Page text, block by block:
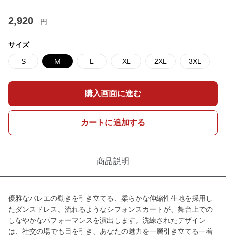
2,920 円
サイズ
S M L XL 2XL 3XL
購入画面に進む
カートに追加する
商品説明
優雅なバレエの動きを引き立てる、柔らかな伸縮性生地を採用し
たダンスドレス。流れるようなシフォンスカートが、舞台上での
しなやかなパフォーマンスを演出します。洗練されたデザイン
は、社交の場でも目を引き、あなたの魅力を一層引き立てる一着